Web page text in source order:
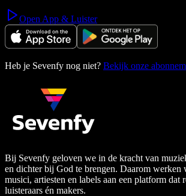
Open App & Luister
Heb je Sevenfy nog niet? Bekijk onze
Bij Sevenfy geloven we in de kracht van
en dichter bij God te brengen. Daarom werken
musici, artiesten en labels aan een platform dat
luisteraars én makers.